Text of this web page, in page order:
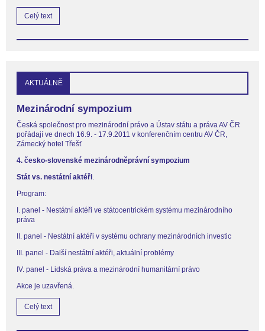
Celý text
AKTUÁLNĚ
Mezinárodní sympozium
Česká společnost pro mezinárodní právo a Ústav státu a práva AV ČR
pořádají ve dnech 16.9. - 17.9.2011 v konferenčním centru AV ČR,
Zámecký hotel Třešť
4. česko-slovenské mezinárodněprávní sympozium
Stát vs. nestátní aktéři.
Program:
I. panel - Nestátní aktéři ve státocentrickém systému mezinárodního
práva
II. panel - Nestátní aktéři v systému ochrany mezinárodních investic
III. panel - Další nestátní aktéři, aktuální problémy
IV. panel - Lidská práva a mezinárodní humanitární právo
Akce je uzavřená.
Celý text